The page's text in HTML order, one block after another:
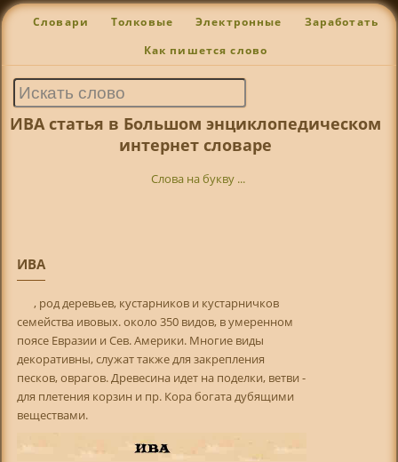
Словари Толковые Электронные Заработать
Как пишется слово
ИВА статья в Большом энциклопедическом
интернет словаре
Слова на букву ...
ИВА
, род деревьев, кустарников и кустарничков
семейства ивовых. около 350 видов, в умеренном
поясе Евразии и Сев. Америки. Многие виды
декоративны, служат также для закрепления
песков, оврагов. Древесина идет на поделки, ветви -
для плетения корзин и пр. Кора богата дубящими
веществами.